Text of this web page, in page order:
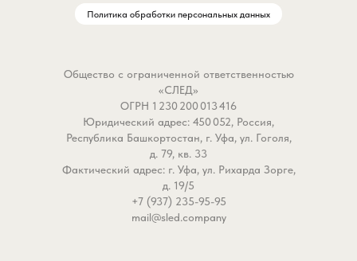
вашей оснастки?
дальних дистанциях. Стопор
уверенно держится на леске и
не сдвигается даже при
мощных забросах на 20
метров и более. Вы получаете
точную настройку глубины без
риска, что обычный узел
Политика обработки персональных данных
Общество с ограниченной ответственностью
«СЛЕД»
ОГРН 1 230 200 013 416
Юридический адрес: 450 052, Россия,
Республика Башкортостан, г. Уфа, ул. Гоголя,
д. 79, кв. 33
Фактический адрес: г. Уфа, ул. Рихарда Зорге,
д. 19/5
+7 (937) 235-95-95
mail@sled.company